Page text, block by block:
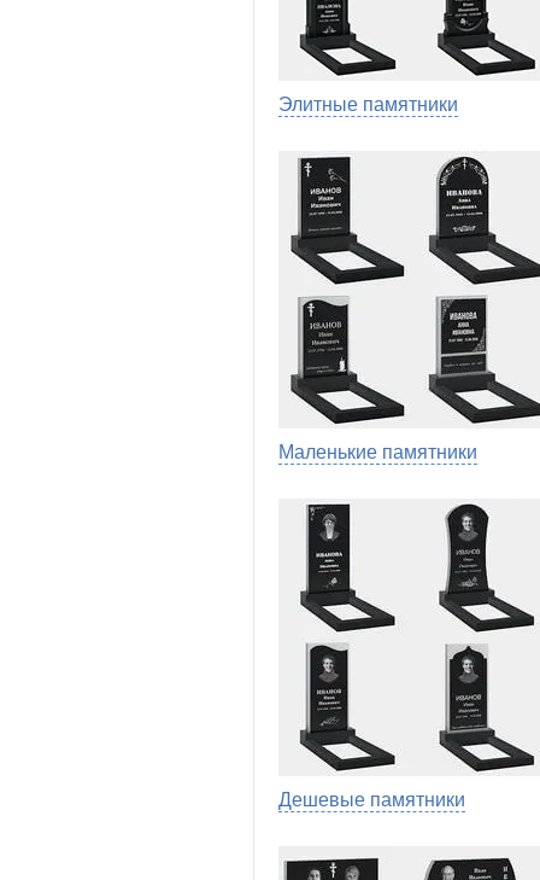
Элитные памятники
Маленькие памятники
Дешевые памятники